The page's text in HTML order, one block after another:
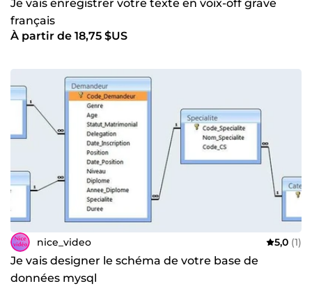
Je vais enregistrer votre texte en voix-off grave
français
À partir de 18,75 $US
nice_video 5,0 (1)
Je vais designer le schéma de votre base de
données mysql